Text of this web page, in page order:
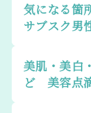
気になる箇
サブスク男
美肌・美白
ど 美容点